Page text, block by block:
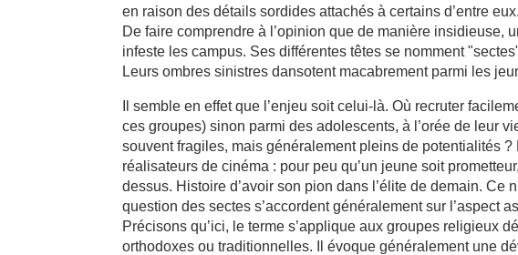
en raison des détails sordides attachés à certains d’entre
De faire comprendre à l’opinion que de manière insidieuse,
infeste les campus. Ses différentes têtes se nomment
Leurs ombres sinistres dansotent macabrement parmi les
Il semble en effet que l’enjeu soit celui-là. Où recruter
ces groupes) sinon parmi des adolescents, à l’orée de leur
souvent fragiles, mais généralement pleins de potentialités
réalisateurs de cinéma : pour peu qu’un jeune soit
dessus. Histoire d’avoir son pion dans l’élite de demain. Ce
question des sectes s’accordent généralement sur l’aspect
Précisons qu’ici, le terme s’applique aux groupes religieux
orthodoxes ou traditionnelles. Il évoque généralement une